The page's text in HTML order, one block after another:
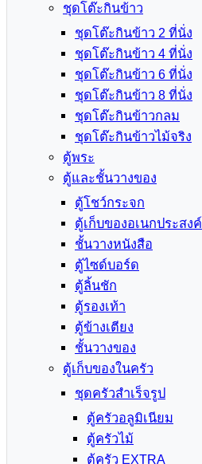
ชุดโต๊ะกินข้าว
ชุดโต๊ะกินข้าว 2 ที่นั่ง
ชุดโต๊ะกินข้าว 4 ที่นั่ง
ชุดโต๊ะกินข้าว 6 ที่นั่ง
ชุดโต๊ะกินข้าว 8 ที่นั่ง
ชุดโต๊ะกินข้าวกลม
ชุดโต๊ะกินข้าวไม้จริง
ตู้พระ
ตู้และชั้นวางของ
ตู้โชว์กระจก
ตู้เก็บของอเนกประสงค์
ชั้นวางหนังสือ
ตู้ไซด์บอร์ด
ตู้ลิ้นชัก
ตู้รองเท้า
ตู้ข้างเตียง
ชั้นวางของ
ตู้เก็บของในครัว
ชุดครัวสำเร็จรูป
ตู้ครัวอลูมิเนียม
ตู้ครัวไม้
ตู้ครัว EXTRA